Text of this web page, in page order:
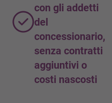
con gli addetti
del
concessionario,
senza contratti
aggiuntivi o
costi nascosti